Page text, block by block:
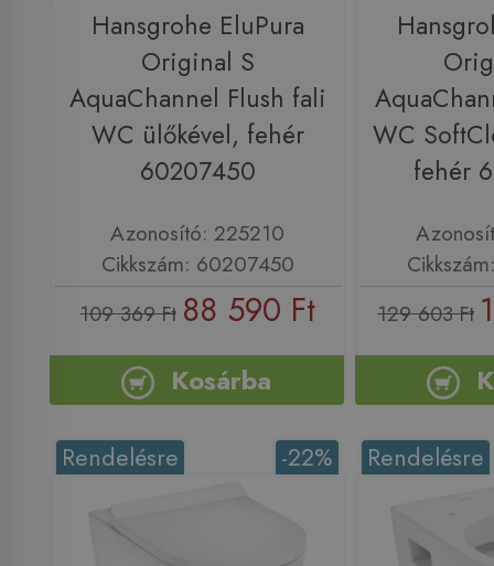
Hansgrohe EluPura
Original S
AquaChannel Flush fali
WC ülőkével, fehér
60207450
Azonosító: 225210
Cikkszám: 60207450
109 369 Ft 88 590 Ft
Kosárba
WC
fehér
129 603 Ft
-22%
Rendelésre Rendelésre